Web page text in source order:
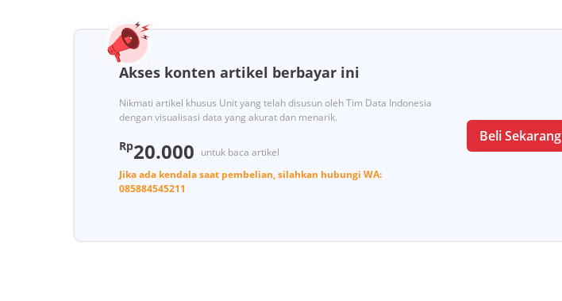
Akses konten artikel berbayar ini
Nikmati artikel khusus Unit yang telah disusun oleh Tim Data Indonesia
dengan visualisasi data yang akurat dan menarik.
Rp20.000 untuk baca artikel
Jika ada kendala saat pembelian, silahkan hubungi WA:
085884545211
Beli Sekarang